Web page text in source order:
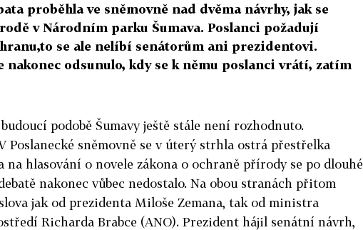
proběhla ve sněmovně nad dvěma návrhy, jak se
v Národním parku Šumava. Poslanci požadují
se ale nelíbí senátorům ani prezidentovi.
nakonec odsunulo, kdy se k němu poslanci vrátí, zatím
budoucí podobě Šumavy ještě stále není rozhodnuto.
Poslanecké sněmovně se v úterý strhla ostrá přestřelka
na hlasování o novele zákona o ochraně přírody se po dlouhé
nakonec vůbec nedostalo. Na obou stranách přitom
jak od prezidenta Miloše Zemana, tak od ministra
Richarda Brabce (ANO). Prezident hájil senátní návrh,